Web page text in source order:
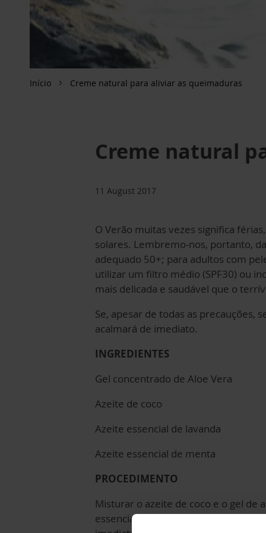
Início Creme natural para aliviar as queimaduras
Creme natural
11 August 2017
O Verão muitas vezes significa
solares. Lembremo-nos, portanto,
adequado 50+; para adultos com
utilizar um filtro médio (SPF30) ou
mais delicada e saudável que o
Se, apesar de todas as
acalmará de imediato.
INGREDIENTES
Gel concentrado de Aloe Vera
Azeite de coco
Azeite essencial de lavanda
Azeite essencial de menta
PROCEDIMENTO
Misturar o azeite de coco e o gel de
essenciais. Misturar bem e aplicar